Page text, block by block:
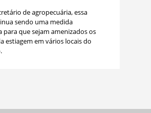
de agropecuária, essa
sendo uma medida
para que sejam amenizados os
estiagem em vários locais do